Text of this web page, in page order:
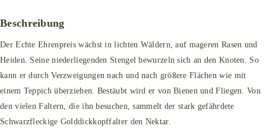
Beschreibung
Der Echte Ehrenpreis wächst in lichten Wäldern, auf mageren Rasen und
Heiden. Seine niederliegenden Stengel bewurzeln sich an den Knoten. So
kann er durch Verzweigungen nach und nach größere Flächen wie mit
einem Teppich überziehen. Bestäubt wird er von Bienen und Fliegen. Von
den vielen Faltern, die ihn besuchen, sammelt der stark gefährdete
Schwarzfleckige Golddickkopffalter den Nektar.